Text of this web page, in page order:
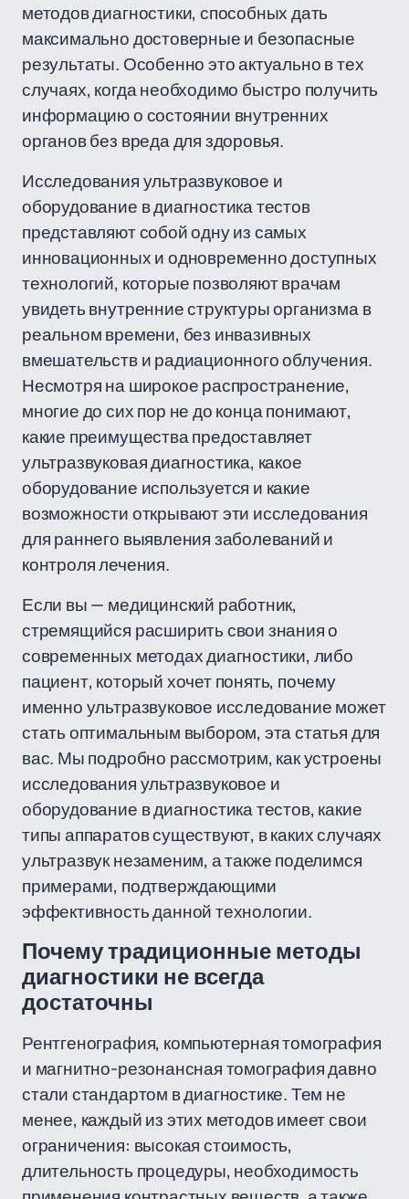
методов диагностики, способных дать
максимально достоверные и безопасные
результаты. Особенно это актуально в тех
случаях, когда необходимо быстро получить
информацию о состоянии внутренних
органов без вреда для здоровья.
Исследования ультразвуковое и
оборудование в диагностика тестов
представляют собой одну из самых
инновационных и одновременно доступных
технологий, которые позволяют врачам
увидеть внутренние структуры организма в
реальном времени, без инвазивных
вмешательств и радиационного облучения.
Несмотря на широкое распространение,
многие до сих пор не до конца понимают,
какие преимущества предоставляет
ультразвуковая диагностика, какое
оборудование используется и какие
возможности открывают эти исследования
для раннего выявления заболеваний и
контроля лечения.
Если вы — медицинский работник,
стремящийся расширить свои знания о
современных методах диагностики, либо
пациент, который хочет понять, почему
именно ультразвуковое исследование может
стать оптимальным выбором, эта статья для
вас. Мы подробно рассмотрим, как устроены
исследования ультразвуковое и
оборудование в диагностика тестов, какие
типы аппаратов существуют, в каких случаях
ультразвук незаменим, а также поделимся
примерами, подтверждающими
эффективность данной технологии.
Почему традиционные методы
диагностики не всегда
достаточны
Рентгенография, компьютерная томография
и магнитно-резонансная томография давно
стали стандартом в диагностике. Тем не
менее, каждый из этих методов имеет свои
ограничения: высокая стоимость,
длительность процедуры, необходимость